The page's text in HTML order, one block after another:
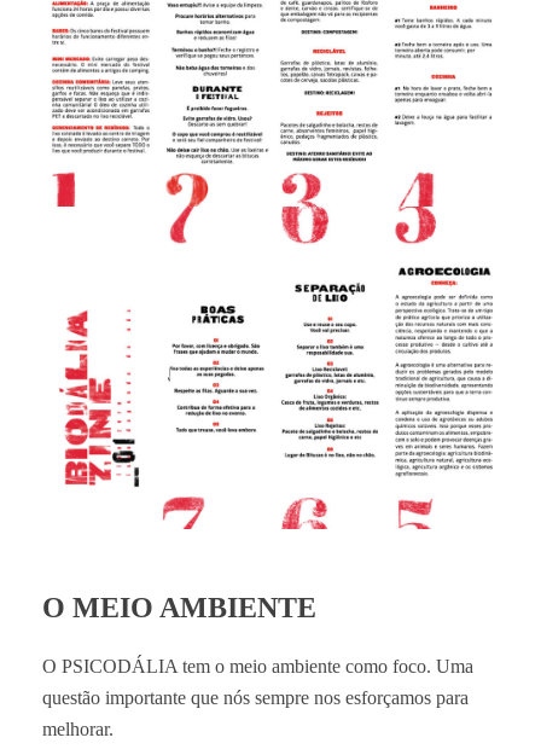
O MEIO AMBIENTE
O PSICODÁLIA tem o meio ambiente como foco. Uma
questão importante que nós sempre nos esforçamos para
melhorar.